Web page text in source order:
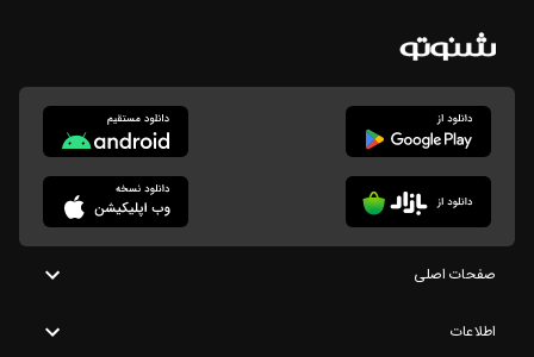
صفحات اصلی
اطلاعات